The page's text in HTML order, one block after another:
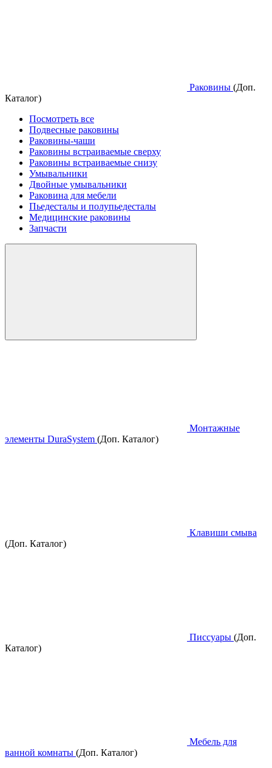
Раковины (Доп.
Каталог)
Посмотреть все
Подвесные раковины
Раковины-чаши
Раковины встраиваемые сверху
Раковины встраиваемые снизу
Умывальники
Двойные умывальники
Раковина для мебели
Пьедесталы и полупьедесталы
Медицинские раковины
Запчасти
Монтажные
элементы DuraSystem (Доп. Каталог)
Клавиши смыва
(Доп. Каталог)
Писсуары (Доп.
Каталог)
Мебель для
ванной комнаты (Доп. Каталог)